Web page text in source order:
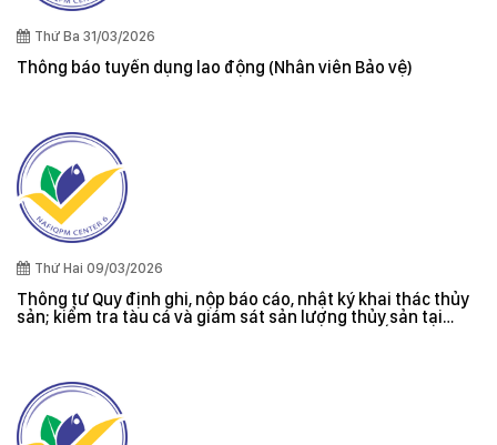
Thứ Ba 31/03/2026
Thông báo tuyển dụng lao động (Nhân viên Bảo vệ)
Thứ Hai 09/03/2026
Thông tư Quy định ghi, nộp báo cáo, nhật ký khai thác thủy
sản; kiểm tra tàu cá và giám sát sản lượng thủy sản tại